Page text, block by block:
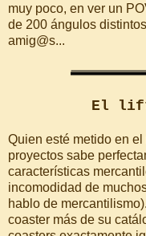
muy poco, en ver un
de 200 ángulos
amig@s...
El
Quien esté metido en
proyectos sabe
características
incomodidad de
hablo de mercantilismo).
coaster más de su